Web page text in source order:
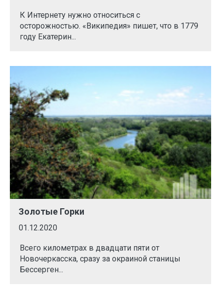
К Интернету нужно относиться с
осторожностью. «Википедия» пишет, что в 1779
году Екатерин...
Золотые Горки
01.12.2020
Всего километрах в двадцати пяти от
Новочеркасска, сразу за окраиной станицы
Бессерген...